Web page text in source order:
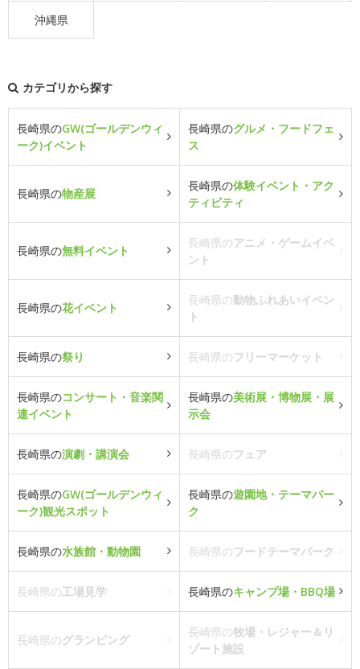
沖縄県
カテゴリから探す
長崎県のGW(ゴールデンウィ
ーク)イベント
長崎県のグルメ・フードフェ
ス
長崎県の物産展
長崎県の体験イベント・アク
ティビティ
長崎県の無料イベント
長崎県のアニメ・ゲームイベ
ント
長崎県の花イベント
長崎県の動物ふれあいイベン
ト
長崎県の祭り 長崎県のフリーマーケット
長崎県のコンサート・音楽関
連イベント
長崎県の美術展・博物展・展
示会
長崎県の演劇・講演会 長崎県のフェア
長崎県のGW(ゴールデンウィ
ーク)観光スポット
長崎県の遊園地・テーマパー
ク
長崎県の水族館・動物園 長崎県のフードテーマパーク
長崎県の工場見学 長崎県のキャンプ場・BBQ場
長崎県のグランピング
長崎県の牧場・レジャー＆リ
ゾート施設